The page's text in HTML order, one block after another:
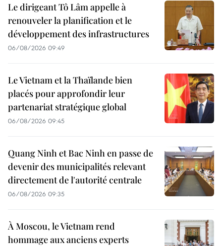
Le dirigeant Tô Lâm appelle à
renouveler la planification et le
développement des infrastructures
06/08/2026 09:49
Le Vietnam et la Thaïlande bien
placés pour approfondir leur
partenariat stratégique global
06/08/2026 09:45
Quang Ninh et Bac Ninh en passe de
devenir des municipalités relevant
directement de l'autorité centrale
06/08/2026 09:35
À Moscou, le Vietnam rend
hommage aux anciens experts